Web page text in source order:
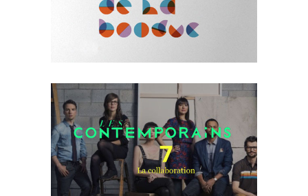
Installation ·Application·
documentaire· Web série
LES
CONTEMPORAINS
Site web·Web série